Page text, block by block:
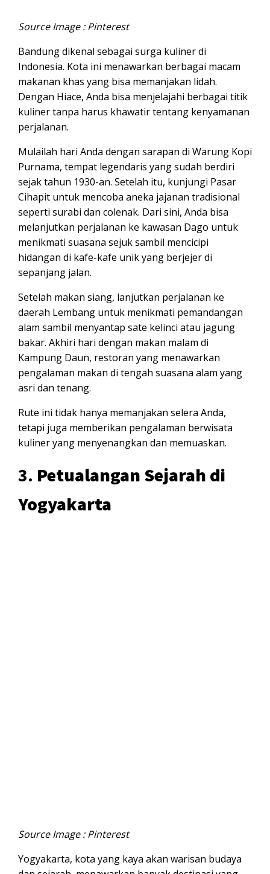
Source Image : Pinterest
Bandung dikenal sebagai surga kuliner di
Indonesia. Kota ini menawarkan berbagai macam
makanan khas yang bisa memanjakan lidah.
Dengan Hiace, Anda bisa menjelajahi berbagai titik
kuliner tanpa harus khawatir tentang kenyamanan
perjalanan.
Mulailah hari Anda dengan sarapan di Warung Kopi
Purnama, tempat legendaris yang sudah berdiri
sejak tahun 1930-an. Setelah itu, kunjungi Pasar
Cihapit untuk mencoba aneka jajanan tradisional
seperti surabi dan colenak. Dari sini, Anda bisa
melanjutkan perjalanan ke kawasan Dago untuk
menikmati suasana sejuk sambil mencicipi
hidangan di kafe-kafe unik yang berjejer di
sepanjang jalan.
Setelah makan siang, lanjutkan perjalanan ke
daerah Lembang untuk menikmati pemandangan
alam sambil menyantap sate kelinci atau jagung
bakar. Akhiri hari dengan makan malam di
Kampung Daun, restoran yang menawarkan
pengalaman makan di tengah suasana alam yang
asri dan tenang.
Rute ini tidak hanya memanjakan selera Anda,
tetapi juga memberikan pengalaman berwisata
kuliner yang menyenangkan dan memuaskan.
3. Petualangan Sejarah di
Yogyakarta
Source Image : Pinterest
Yogyakarta, kota yang kaya akan warisan budaya